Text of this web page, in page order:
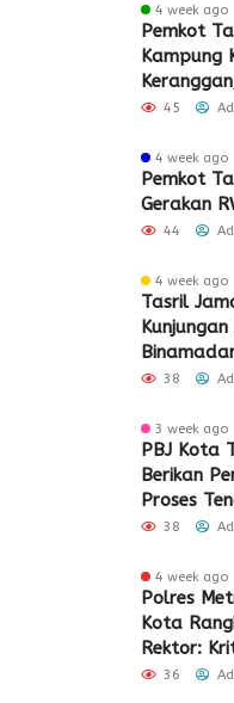
4 week ago
Pemkot
Kampung
2026
45
4 week ago
Pemkot
Gerakan
44
4 week ago
Tasril
Sinergi
38
3 week ago
PBJ Kota
Berikan
Proses
38
4 week ago
Polres
Kota
Rektor:
Demokrasi
36